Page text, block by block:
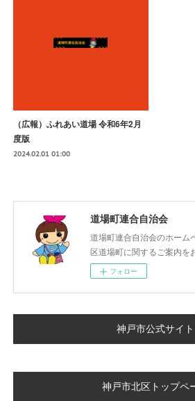
（広報）ふれあい道場 令和6年2月
度版
2024.02.01 01:00
道場町連合自治会
道場町連合自治会のホーム
区道場町に関するご案内を
フォロー
神戸市公式サイト
神戸市北区トップペ